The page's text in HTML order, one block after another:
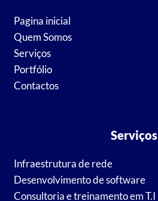
Pagina inicial
Quem Somos
Serviços
Portfólio
Contactos
Serviços
Infraestrutura de rede
Desenvolvimento de software
Consultoria e treinamento em T.I